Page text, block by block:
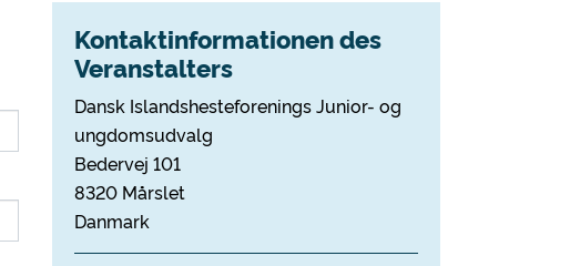
Kontaktinformationen des
Veranstalters
Dansk Islandshesteforenings Junior- og
ungdomsudvalg
Bedervej 101
8320 Mårslet
Danmark